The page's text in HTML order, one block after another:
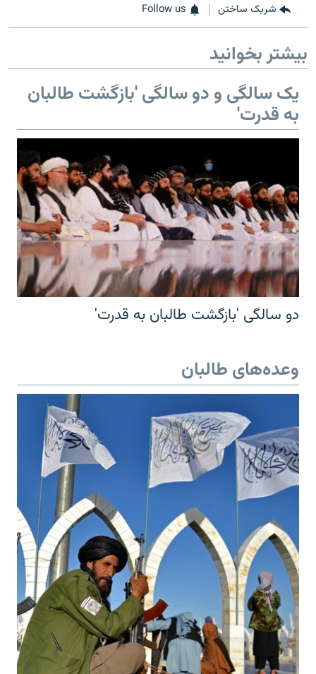
شریک ساختن Follow us
بیشتر بخوانید
یک سالگی و دو سالگی 'بازگشت طالبان
به قدرت'
دو سالگی 'بازگشت طالبان به قدرت'
وعده‌های طالبان